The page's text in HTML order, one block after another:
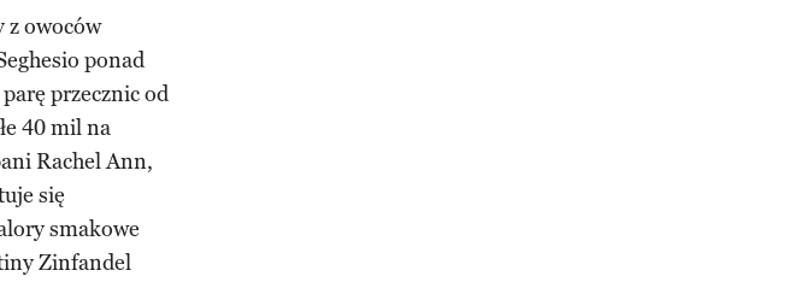
z owoców
ponad
przecznic od
40 mil na
Rachel Ann,
się
smakowe
Zinfandel